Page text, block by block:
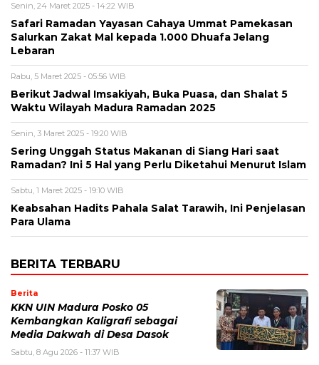
Senin, 24 Maret 2025 - 14:22 WIB
Safari Ramadan Yayasan Cahaya Ummat Pamekasan
Salurkan Zakat Mal kepada 1.000 Dhuafa Jelang
Lebaran
Rabu, 5 Maret 2025 - 05:56 WIB
Berikut Jadwal Imsakiyah, Buka Puasa, dan Shalat 5
Waktu Wilayah Madura Ramadan 2025
Senin, 3 Maret 2025 - 19:20 WIB
Sering Unggah Status Makanan di Siang Hari saat
Ramadan? Ini 5 Hal yang Perlu Diketahui Menurut Islam
Sabtu, 1 Maret 2025 - 19:10 WIB
Keabsahan Hadits Pahala Salat Tarawih, Ini Penjelasan
Para Ulama
BERITA TERBARU
Berita
KKN UIN Madura Posko 05
Kembangkan Kaligrafi sebagai
Media Dakwah di Desa Dasok
Sabtu, 8 Agu 2026 - 11:37 WIB